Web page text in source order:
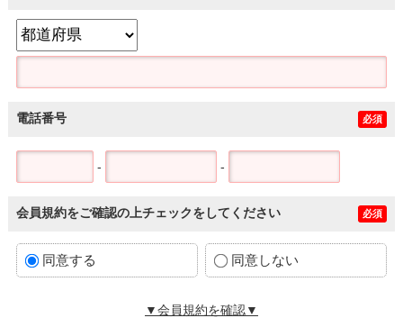
電話番号 必須
- -
会員規約をご確認の上チェックをしてください 必須
同意する 同意しない
▼会員規約を確認▼